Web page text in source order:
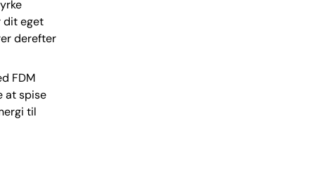
dit eget
derefter
FDM
at spise
til